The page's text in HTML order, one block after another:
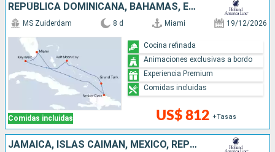
REPÚBLICA DOMINICANA, BAHAMAS, ESTADOS UNIDOS
Comidas incluidas
MS Zuiderdam 8 d Miami 19/12/2026
US$ 812 +Tasas
Cocina refinada
Animaciones exclusivas a bordo
Experiencia Premium
Comidas incluidas
JAMAICA, ISLAS CAIMÁN, MÉXICO, REPÚBLICA DOMINICANA, BAHAMAS, ESTADOS UNIDOS